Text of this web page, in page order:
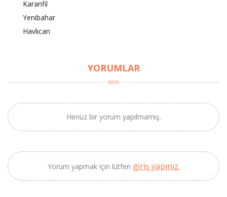
Karanfil
Yenibahar
Havlıcan
YORUMLAR
Henüz bir yorum yapılmamış.
Yorum yapmak için lütfen giriş yapınız.
2690,00 TL
Kaan Olgun Hasat
Zeytinyağı (5lt, Soğuk
Sıkım) - Bilgem
Zeytincilik
SEPETE EKLE